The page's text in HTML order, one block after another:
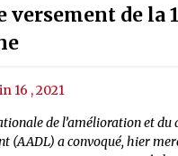
versement de la
16 , 2021
de l’amélioration et
(AADL) a convoqué, hier